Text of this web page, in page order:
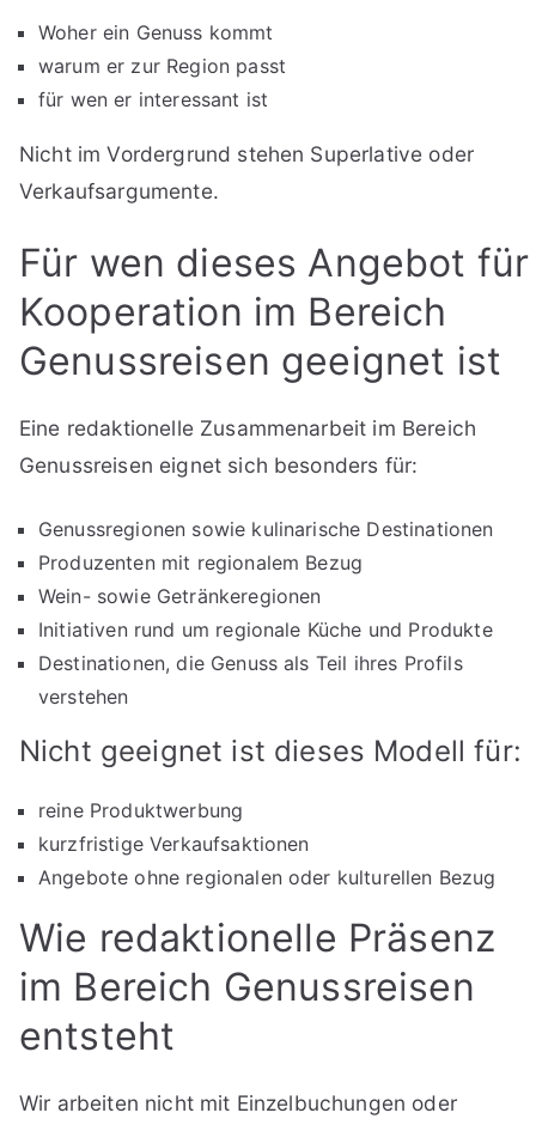
Woher ein Genuss kommt
warum er zur Region passt
für wen er interessant ist
Nicht im Vordergrund stehen Superlative oder
Verkaufsargumente.
Für wen dieses Angebot für
Kooperation im Bereich
Genussreisen geeignet ist
Eine redaktionelle Zusammenarbeit im Bereich
Genussreisen eignet sich besonders für:
Genussregionen sowie kulinarische Destinationen
Produzenten mit regionalem Bezug
Wein- sowie Getränkeregionen
Initiativen rund um regionale Küche und Produkte
Destinationen, die Genuss als Teil ihres Profils
verstehen
Nicht geeignet ist dieses Modell für:
reine Produktwerbung
kurzfristige Verkaufsaktionen
Angebote ohne regionalen oder kulturellen Bezug
Wie redaktionelle Präsenz
im Bereich Genussreisen
entsteht
Wir arbeiten nicht mit Einzelbuchungen oder